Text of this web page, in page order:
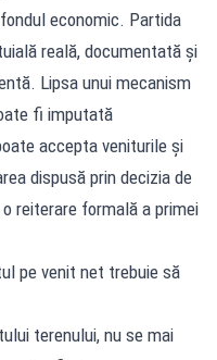
economic. Partida
reală, documentată și
Lipsa unui mecanism
fi imputată
accepta veniturile și
dispusă prin decizia de
reiterare formală a primei
pe venit net trebuie să
terenului, nu se mai